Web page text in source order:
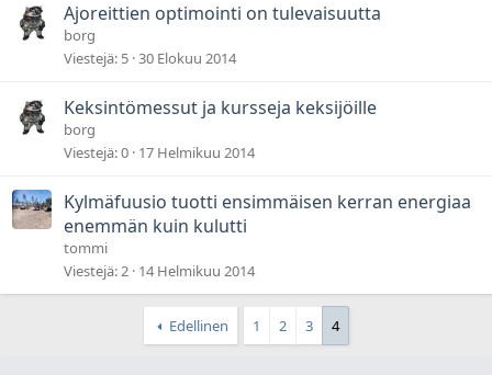
Ajoreittien optimointi on tulevaisuutta
borg
Viestejä 5 30 Elokuu 2014
Keksintömessut ja kursseja keksijöille
borg
Viestejä 0 17 Helmikuu 2014
Kylmäfuusio tuotti ensimmäisen kerran energiaa
enemmän kuin kulutti
tommi
Viestejä 2 14 Helmikuu 2014
Edellinen 1 2 3 4